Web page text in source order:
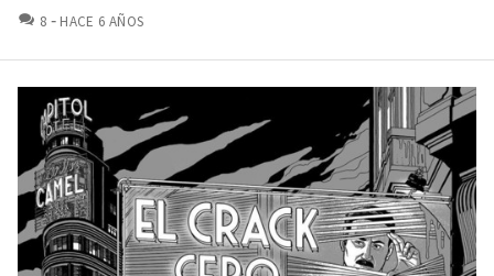
8 COMENTARIOS
HACE 6 AÑOS